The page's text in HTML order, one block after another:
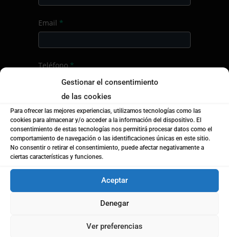
Gestionar el consentimiento
de las cookies
Para ofrecer las mejores experiencias, utilizamos tecnologías como las
cookies para almacenar y/o acceder a la información del dispositivo. El
consentimiento de estas tecnologías nos permitirá procesar datos como el
comportamiento de navegación o las identificaciones únicas en este sitio.
No consentir o retirar el consentimiento, puede afectar negativamente a
ciertas características y funciones.
Aceptar
Denegar
Ver preferencias
Email *
Teléfono*
Localidad*
¿Empresa o particular?*
Particular
Nombre de la empresa*